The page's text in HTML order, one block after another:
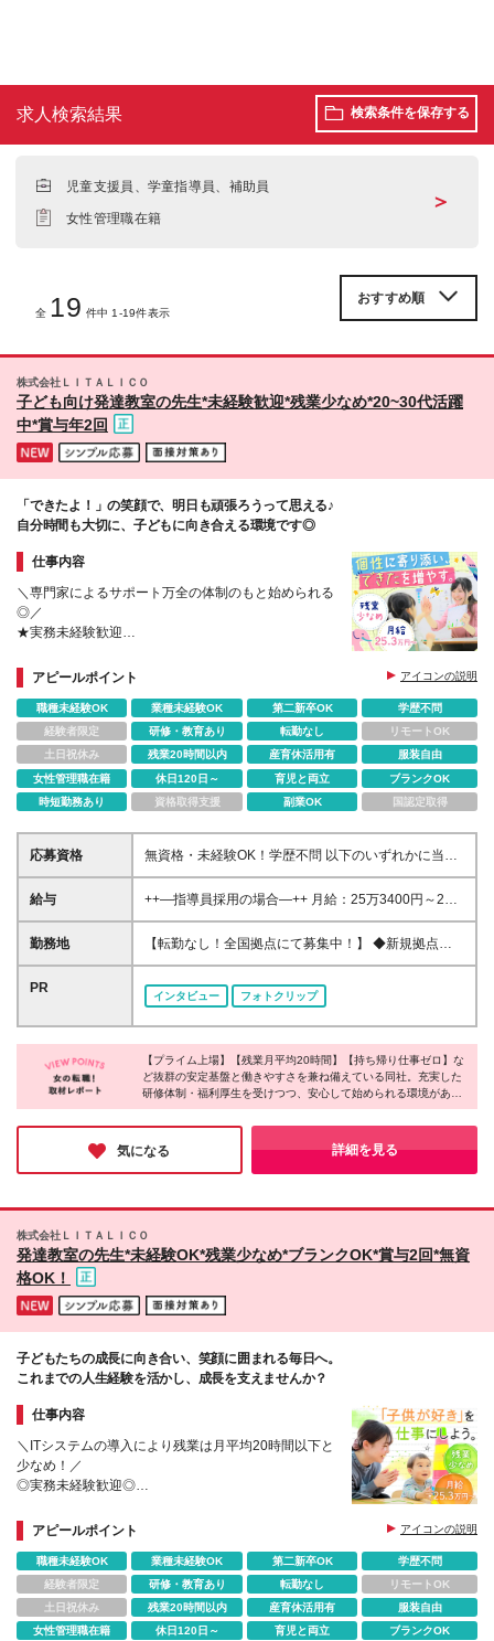
求人検索結果 検索条件を保存する
児童支援員、学童指導員、補助員
女性管理職在籍
＞
全 19 件中 1-19件表示
株式会社ＬＩＴＡＬＩＣＯ
子ども向け発達教室の先生*未経験歓迎*残業少なめ*20~30代活躍
中*賞与年2回
「できたよ！」の笑顔で、明日も頑張ろうって思える♪
自分時間も大切に、子どもに向き合える環境です◎
仕事内容
＼専門家によるサポート万全の体制のもと始められる
◎／
★実務未経験歓迎
★女性リーダーも活躍中！
★U・Iターン歓迎！全国募集！転勤はありません
アピールポイント アイコンの説明
職種未経験OK 業種未経験OK 第二新卒OK
学歴不問
経験者限定
研修・教育あり 転勤なし
リモートOK
土日祝休み
残業20時間以内 産育休活用有
服装自由
女性管理職在籍
休日120日～ 育児と両立
ブランクOK
時短勤務あり
資格取得支援 副業OK 国認定取得
応募資格
無資格・未経験OK！学歴不問 以下のいずれかに当て
はまる方 ■児童発達支援管理責任者 ■小・中・高教員
免許、保育士、幼稚園教諭、社会福祉士、精神保健福
聴覚士、作業療法士の資格をお持ちの方 ■教育・社
会・心理・福祉系の学部・学科を卒業した方 ■児童福
ない方は、 強度行動障害初任者研修（基礎）をご受
給与
++—指導員採用の場合—++ 月給：25万3400円～26
万8400円 ※固定残業代（20時間分／3万3400円～3万
6000円）を含む。超過分は別途支給。 ※経験を考慮
勤務地
【転勤なし！全国拠点にて募集中！】 ◆新規拠点も
全国各地で随時OPEN予定 ◆駅から徒歩5～10分の教
室です ■東京都 門前仲町、高田馬場、荻窪、自由が
丘、三軒茶屋、お茶の水、蒲田、東銀座、八王子、池
袋、赤羽、中目黒 ■神奈川県 新杉田、金沢文庫、戸
塚、新横浜、横浜、たまﾌﾟﾗｰｻﾞ、関内、海老名、本厚
木、溝の口、川崎、武蔵小杉、相模大野、橋本、藤沢
■埼玉県 浦和、大宮、東浦和、越谷、戸田公園、志
木、川口、三郷 ■千葉県 行徳、松戸、千葉、船橋 ■愛
知県 名古屋伏見、名駅 ■静岡県 静岡 ■大阪府 堺東、
天王寺、あびこ、心斎橋、なんば日本橋、京橋、梅田
■広島県 広島皆実 ※本社：東京都目黒区上目黒2-1-1
PR
インタビュー フォトクリップ
【プライム上場】【残業月平均20時間】【持ち帰り仕事ゼロ】な
ど抜群の安定基盤と働きやすさを兼ね備えている同社。充実した
研修体制・福利厚生を受けつつ、安心して始められる環境がある
ことは勿論、保育士、幼稚園教諭、塾講師など様々な経歴や資格
を持つ先輩たちと協力しながら進められるスタイルだそうで、未
経験の方でも活躍できる環境だと感じました！同社で目の前の方
に寄り添うお仕事を始めてみませんか。
気になる 詳細を見る
株式会社ＬＩＴＡＬＩＣＯ
発達教室の先生*未経験OK*残業少なめ*ブランクOK*賞与2回*無資
格OK！
子どもたちの成長に向き合い、笑顔に囲まれる毎日へ。
これまでの人生経験を活かし、成長を支えませんか？
仕事内容
＼ITシステムの導入により残業は月平均20時間以下と
少なめ！／
◎実務未経験歓迎◎
◎女性リーダー活躍中！
アピールポイント アイコンの説明
職種未経験OK 業種未経験OK 第二新卒OK
学歴不問
経験者限定
研修・教育あり 転勤なし
リモートOK
土日祝休み
残業20時間以内 産育休活用有
服装自由
女性管理職在籍
休日120日～ 育児と両立
ブランクOK